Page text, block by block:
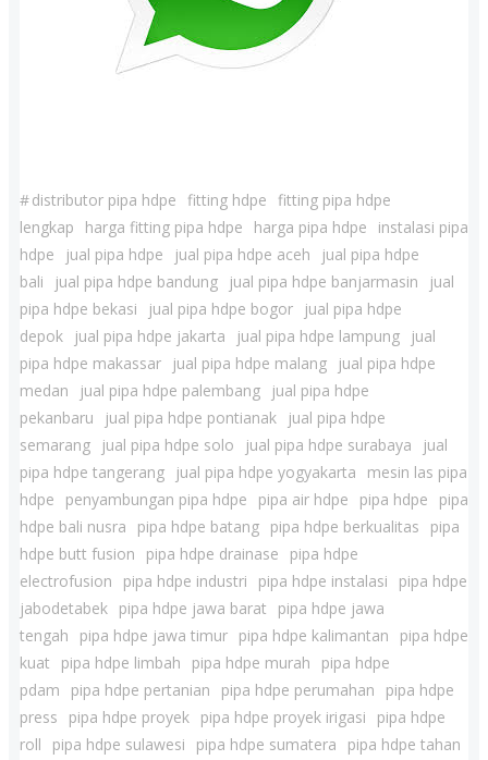
#distributor pipa hdpe fitting hdpe fitting pipa hdpe
lengkap
harga fitting pipa hdpe harga pipa hdpe
instalasi pipa
hdpe
jual pipa hdpe jual pipa hdpe aceh
jual pipa hdpe
bali
jual pipa hdpe bandung jual pipa hdpe banjarmasin
jual
pipa hdpe bekasi
jual pipa hdpe bogor
jual pipa hdpe
depok
jual pipa hdpe jakarta jual pipa hdpe lampung
jual
pipa hdpe makassar
jual pipa hdpe malang
jual pipa hdpe
medan
jual pipa hdpe palembang
jual pipa hdpe
pekanbaru
jual pipa hdpe pontianak
jual pipa hdpe
semarang
jual pipa hdpe solo jual pipa hdpe surabaya
jual
pipa hdpe tangerang
jual pipa hdpe yogyakarta
mesin las pipa
hdpe
penyambungan pipa hdpe pipa air hdpe pipa hdpe
pipa
hdpe bali nusra
pipa hdpe batang pipa hdpe berkualitas
pipa
hdpe butt fusion
pipa hdpe drainase
pipa hdpe
electrofusion
pipa hdpe industri pipa hdpe instalasi
pipa hdpe
jabodetabek pipa hdpe jawa barat
pipa hdpe jawa
tengah
pipa hdpe jawa timur pipa hdpe kalimantan
pipa hdpe
kuat
pipa hdpe limbah pipa hdpe murah
pipa hdpe
pdam
pipa hdpe pertanian pipa hdpe perumahan
pipa hdpe
press
pipa hdpe proyek pipa hdpe proyek irigasi
pipa hdpe
roll
pipa hdpe sulawesi pipa hdpe sumatera
pipa hdpe tahan